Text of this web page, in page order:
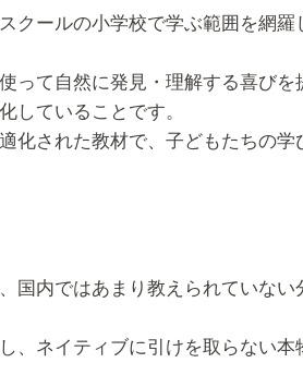
ールの小学校で学ぶ範囲を網
て自然に発見・理解する喜びを
していることです。
された教材で、子どもたちの学
内ではあまり教えられていな
、ネイティブに引けを取らない